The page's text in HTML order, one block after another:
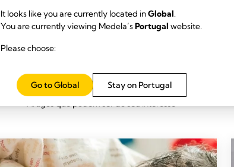
ARTIGOS RELACIONADOS
Artigos que podem ser do seu interesse
It looks like you are currently located inGlobal.
You are currently viewing Medela’sPortugal website.
Please choose:
Stay on Portugal
Go to Global